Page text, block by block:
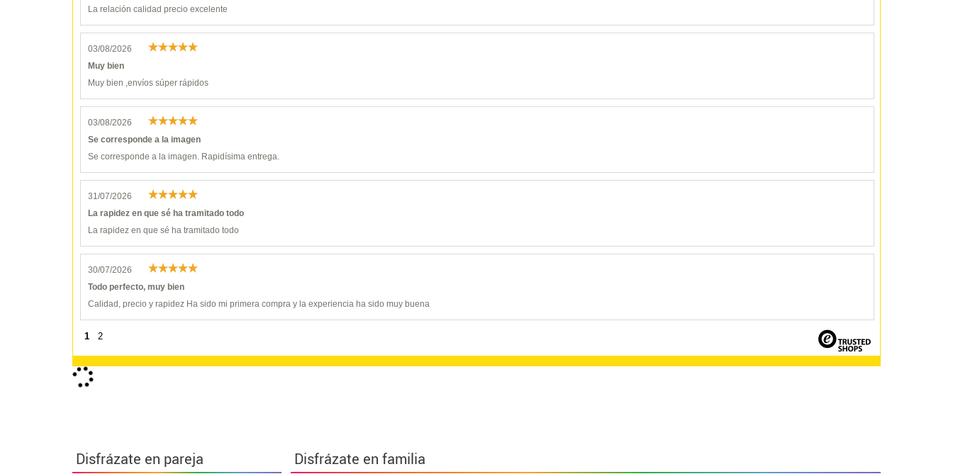
La relación calidad precio excelente
03/08/2026
Muy bien
Muy bien ,envíos súper rápidos
03/08/2026
Se corresponde a la imagen
Se corresponde a la imagen. Rapidísima entrega.
31/07/2026
La rapidez en que sé ha tramitado todo
La rapidez en que sé ha tramitado todo
30/07/2026
Todo perfecto, muy bien
Calidad, precio y rapidez Ha sido mi primera compra y la experiencia ha sido muy buena
1 2
Disfrázate en pareja Disfrázate en familia